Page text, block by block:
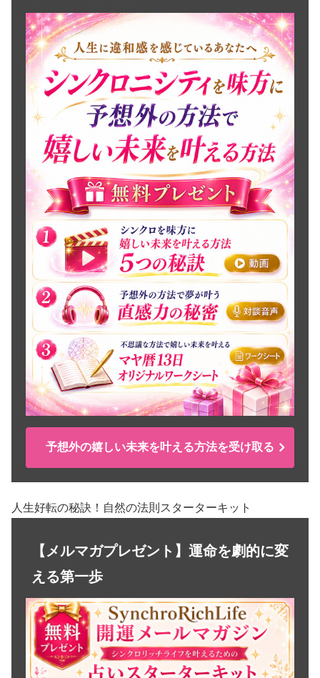
予想外の嬉しい未来を叶える方法を受け取る
人生好転の秘訣！自然の法則スターターキット
【メルマガプレゼント】運命を劇的に変
える第一歩